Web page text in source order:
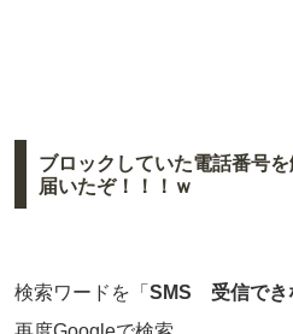
ブロックしていた電話番号
届いたぞ！！！ｗ
検索ワードを「 SMS 受信でき